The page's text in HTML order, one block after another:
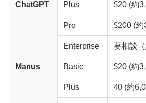
ChatGPT Plus $20 (約
Pro $200 (約
Enterprise 要相談（
Manus Basic $20 (約
Plus 40 (約